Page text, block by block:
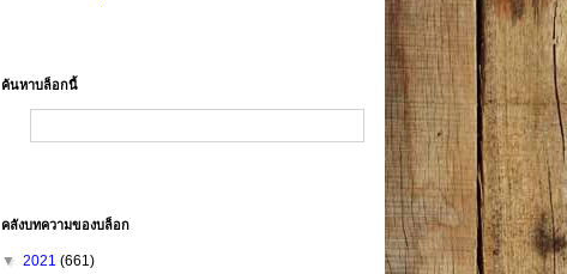
ค้นหาบล็อกนี้
คลังบทความของบล็อก
▼ 2021 (661)